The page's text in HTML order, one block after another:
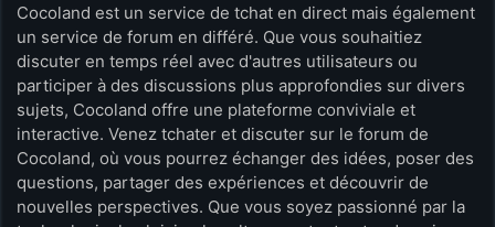
Cocoland est un service de tchat en direct mais également
un service de forum en différé. Que vous souhaitiez
discuter en temps réel avec d'autres utilisateurs ou
participer à des discussions plus approfondies sur divers
sujets, Cocoland offre une plateforme conviviale et
interactive. Venez tchater et discuter sur le forum de
Cocoland, où vous pourrez échanger des idées, poser des
questions, partager des expériences et découvrir de
nouvelles perspectives. Que vous soyez passionné par la